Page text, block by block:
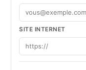
SITE INTERNET